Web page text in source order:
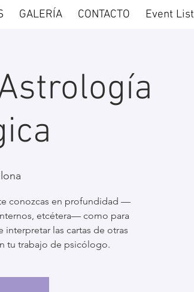
GALERÍA CONTACTO Event List
conozcas en profundidad —
etcétera— como para
las cartas de otras
tu trabajo de psicólogo.